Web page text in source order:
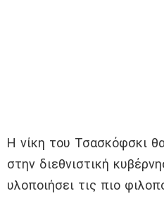
Η νίκη του Τσασκόφσκι
στην διεθνιστική
υλοποιήσει τις πιο